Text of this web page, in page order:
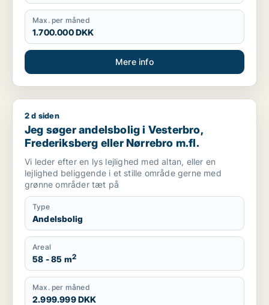
Max. per måned
1.700.000 DKK
Mere info
Jeg søger andelsbolig i Vesterbro, Frederiksberg eller
2 d siden
Jeg søger andelsbolig i Vesterbro,
Frederiksberg eller Nørrebro m.fl.
Vi leder efter en lys lejlighed med altan, eller en
lejlighed beliggende i et stille område gerne med
grønne områder tæt på
Type
Andelsbolig
Areal
58 - 85 m2
Max. per måned
2.999.999 DKK